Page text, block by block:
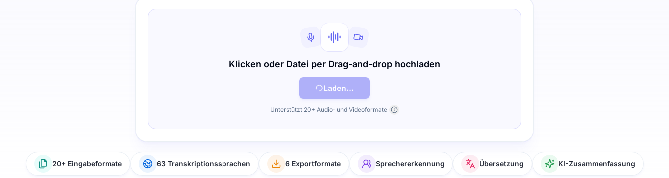
Klicken oder Datei per Drag-and-drop hochladen
Laden...
Unterstützt 20+ Audio- und Videoformate
20+ Eingabeformate 63 Transkriptionssprachen 6 Exportformate Sprechererkennung Übersetzung KI-Zusammenfassung